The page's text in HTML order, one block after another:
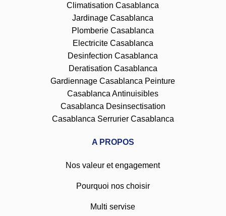
Climatisation Casablanca
Jardinage Casablanca
Plomberie Casablanca
Electricite Casablanca
Desinfection Casablanca
Deratisation Casablanca
Gardiennage Casablanca Peinture
Casablanca Antinuisibles
Casablanca Desinsectisation
Casablanca Serrurier Casablanca
A PROPOS
Nos valeur et engagement
Pourquoi nos choisir
Multi servise